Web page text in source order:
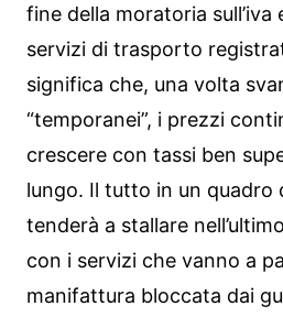
fine della moratoria sull’iva
servizi di trasporto
significa che, una volta
“temporanei”, i prezzi
crescere con tassi ben
lungo. Il tutto in un quadro
tenderà a stallare
con i servizi che vanno a
manifattura bloccata dai